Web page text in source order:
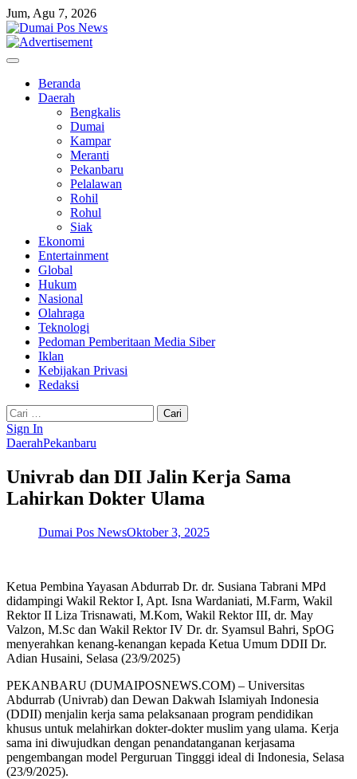
Skip
to
content
Jum, Agu 7, 2026
Beranda
Daerah
Bengkalis
Dumai
Kampar
Meranti
Pekanbaru
Pelalawan
Rohil
Rohul
Siak
Ekonomi
Entertainment
Global
Hukum
Nasional
Olahraga
Teknologi
Pedoman Pemberitaan Media Siber
Iklan
Kebijakan Privasi
Redaksi
Cari
untuk:
Sign In
DaerahPekanbaru
Univrab dan DII Jalin Kerja Sama
Lahirkan Dokter Ulama
Dumai Pos NewsOktober 3, 2025
Ketua Pembina Yayasan Abdurrab Dr. dr. Susiana Tabrani MPd
didampingi Wakil Rektor I, Apt. Isna Wardaniati, M.Farm, Wakil
Rektor II Liza Trisnawati, M.Kom, Wakil Rektor III, dr. May
Valzon, M.Sc dan Wakil Rektor IV Dr. dr. Syamsul Bahri, SpOG
menyerahkan kenang-kenangan kepada Ketua Umum DDII Dr.
Adian Husaini, Selasa (23/9/2025)
PEKANBARU (DUMAIPOSNEWS.COM) – Universitas
Abdurrab (Univrab) dan Dewan Dakwah Islamiyah Indonesia
(DDII) menjalin kerja sama pelaksanaan program pendidikan
khusus untuk melahirkan dokter-dokter muslim yang ulama. Kerja
sama ini diwujudkan dengan penandatanganan kerjasama
pengembangan model Perguruan Tingggi ideal di Indonesia, Selasa
(23/9/2025).